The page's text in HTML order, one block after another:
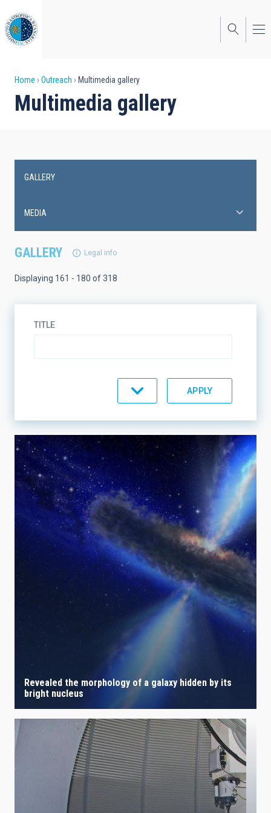
to
main
content
Breadcrumb
Home Outreach Multimedia gallery
Multimedia gallery
GALLERY Legal info
Displaying 161 - 180 of 318
TITLE
LINES OF RESEARCH
LINES OF INSTRUMENTATION
AUTHORED ON SORT BY ORDER
Revealed the morphology of a galaxy hidden by its
bright nucleus
navigation
GALLERY
MEDIA